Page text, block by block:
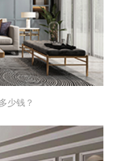
少钱？